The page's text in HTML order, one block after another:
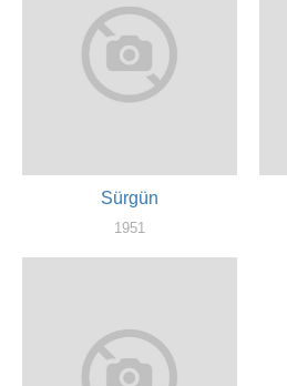
Sürgün
1951